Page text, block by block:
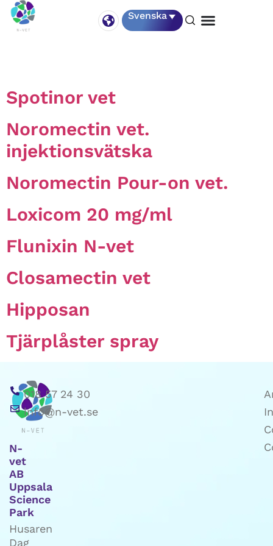
Svenska
Target Species:Nötkreatur
Spotinor vet
Noromectin vet.
injektionsvätska
Noromectin Pour-on vet.
Loxicom 20 mg/ml
Flunixin N-vet
Closamectin vet
Hipposan
Tjärplåster spray
N-
vet
AB
Uppsala
Science
Park
Husaren
Dag
018 57 24 30
info@n-vet.se